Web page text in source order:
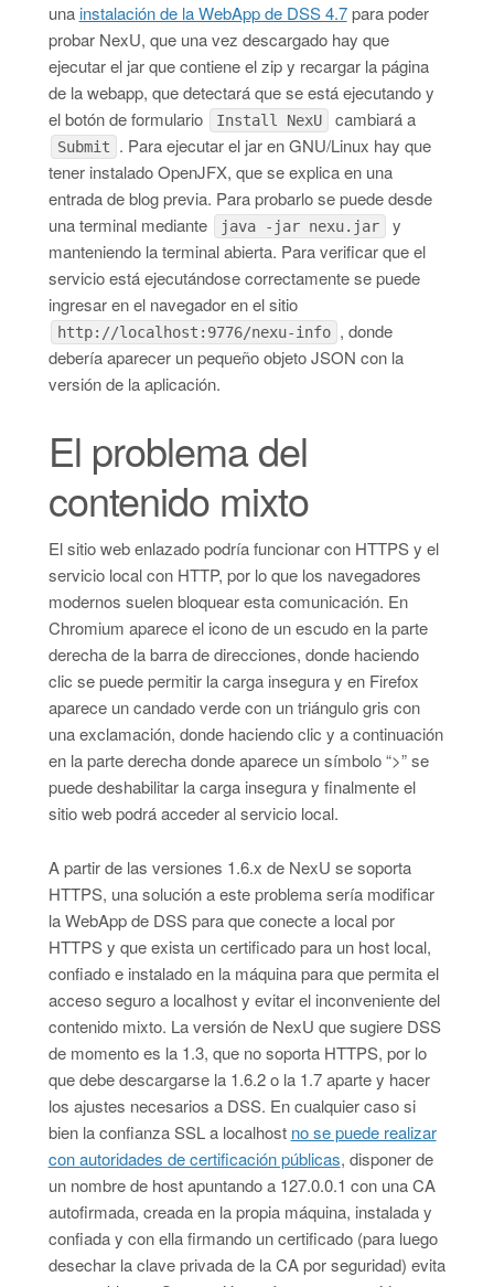
una instalación de la WebApp de DSS 4.7para poder
probar NexU, que una vez descargado hay que
ejecutar el jar que contiene el zip y recargar la página
de la webapp, que detectará que se está ejecutando y
el botón de formulario
Install NexU cambiará a
Submit
. Para ejecutar el jar en GNU/Linux hay que
tener instalado OpenJFX, que se explica en una
entrada de blog previa. Para probarlo se puede desde
una terminal mediante
java -jar nexu.jar
y
manteniendo la terminal abierta. Para verificar que el
servicio está ejecutándose correctamente se puede
ingresar en el navegador en el sitio
http://localhost:9776/nexu-info , donde
debería aparecer un pequeño objeto JSON con la
versión de la aplicación.
El problema del
contenido mixto
El sitio web enlazado podría funcionar con HTTPS y el
servicio local con HTTP, por lo que los navegadores
modernos suelen bloquear esta comunicación. En
Chromium aparece el icono de un escudo en la parte
derecha de la barra de direcciones, donde haciendo
clic se puede permitir la carga insegura y en Firefox
aparece un candado verde con un triángulo gris con
una exclamación, donde haciendo clic y a continuación
en la parte derecha donde aparece un símbolo “>” se
puede deshabilitar la carga insegura y finalmente el
sitio web podrá acceder al servicio local.
A partir de las versiones 1.6.x de NexU se soporta
HTTPS, una solución a este problema sería modificar
la WebApp de DSS para que conecte a local por
HTTPS y que exista un certificado para un host local,
confiado e instalado en la máquina para que permita el
acceso seguro a localhost y evitar el inconveniente del
contenido mixto. La versión de NexU que sugiere DSS
de momento es la 1.3, que no soporta HTTPS, por lo
que debe descargarse la 1.6.2 o la 1.7 aparte y hacer
los ajustes necesarios a DSS. En cualquier caso si
bien la confianza SSL a localhost no se puede realizar
con autoridades de certificación públicas, disponer de
un nombre de host apuntando a 127.0.0.1 con una CA
autofirmada, creada en la propia máquina, instalada y
confiada y con ella firmando un certificado (para luego
desechar la clave privada de la CA por seguridad) evita